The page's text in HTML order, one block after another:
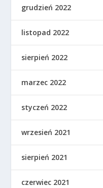
grudzień 2022
listopad 2022
sierpień 2022
marzec 2022
styczeń 2022
wrzesień 2021
sierpień 2021
czerwiec 2021